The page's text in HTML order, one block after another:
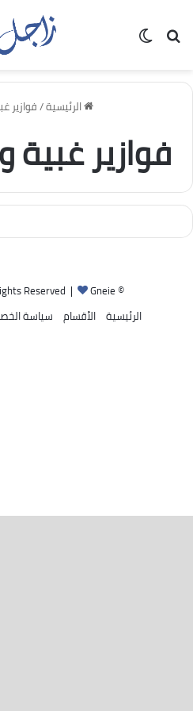
بحث عن
الرئيسية/فوازير
فوازير
© Copyright 2026, All Rights Reserved |
Gneie
الرئيسية الأقسام سياسة